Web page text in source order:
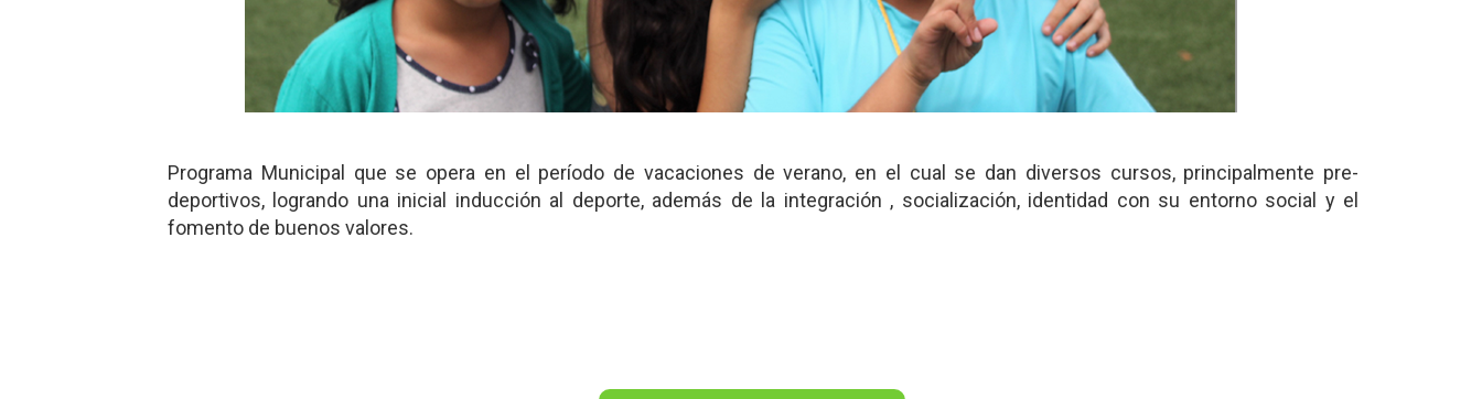
Programa Municipal que se opera en el período de vacaciones de verano, en el cual se dan diversos cursos, principalmente pre-
deportivos, logrando una inicial inducción al deporte, además de la integración , socialización, identidad con su entorno social y el
fomento de buenos valores.